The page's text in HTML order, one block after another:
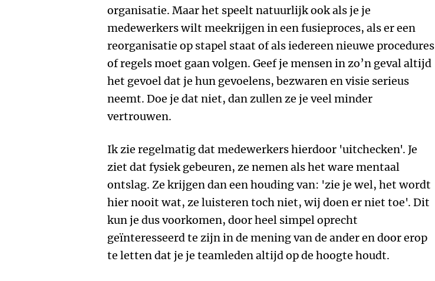
organisatie. Maar het speelt natuurlijk ook als je je
medewerkers wilt meekrijgen in een fusieproces, als er een
reorganisatie op stapel staat of als iedereen nieuwe procedures
of regels moet gaan volgen. Geef je mensen in zo’n geval altijd
het gevoel dat je hun gevoelens, bezwaren en visie serieus
neemt. Doe je dat niet, dan zullen ze je veel minder
vertrouwen.
Ik zie regelmatig dat medewerkers hierdoor 'uitchecken'. Je
ziet dat fysiek gebeuren, ze nemen als het ware mentaal
ontslag. Ze krijgen dan een houding van: 'zie je wel, het wordt
hier nooit wat, ze luisteren toch niet, wij doen er niet toe'. Dit
kun je dus voorkomen, door heel simpel oprecht
geïnteresseerd te zijn in de mening van de ander en door erop
te letten dat je je teamleden altijd op de hoogte houdt.